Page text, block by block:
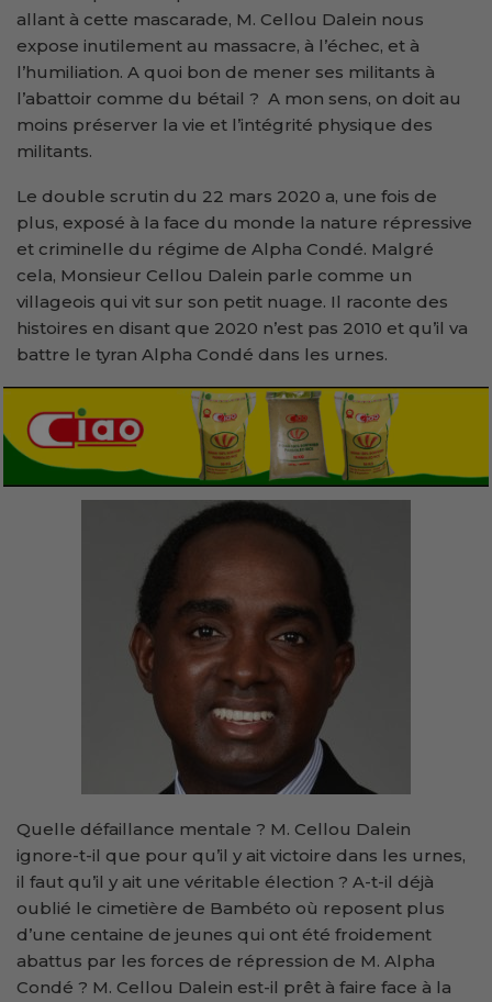
allant à cette mascarade, M. Cellou Dalein nous
expose inutilement au massacre, à l’échec, et à
l’humiliation. A quoi bon de mener ses militants à
l’abattoir comme du bétail ? A mon sens, on doit au
moins préserver la vie et l’intégrité physique des
militants.
Le double scrutin du 22 mars 2020 a, une fois de
plus, exposé à la face du monde la nature répressive
et criminelle du régime de Alpha Condé. Malgré
cela, Monsieur Cellou Dalein parle comme un
villageois qui vit sur son petit nuage. Il raconte des
histoires en disant que 2020 n’est pas 2010 et qu’il va
battre le tyran Alpha Condé dans les urnes.
Quelle défaillance mentale ? M. Cellou Dalein
ignore-t-il que pour qu’il y ait victoire dans les urnes,
il faut qu’il y ait une véritable élection ? A-t-il déjà
oublié le cimetière de Bambéto où reposent plus
d’une centaine de jeunes qui ont été froidement
abattus par les forces de répression de M. Alpha
Condé ? M. Cellou Dalein est-il prêt à faire face à la